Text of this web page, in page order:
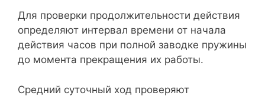
Для проверки продолжительности действия
определяют интервал времени от начала
действия часов при полной заводке пружины
до момента прекращения их работы.
Средний суточный ход проверяют